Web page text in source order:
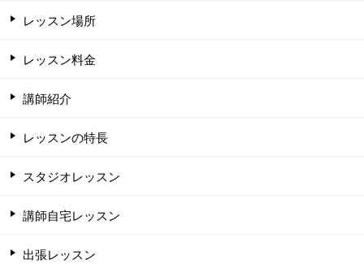
レッスン場所
レッスン料金
講師紹介
レッスンの特長
スタジオレッスン
講師自宅レッスン
出張レッスン